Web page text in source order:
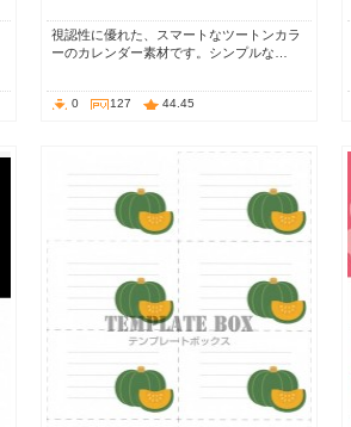
視認性に優れた、スマートなツートンカラ
ーのカレンダー素材です。シンプルな…
0 127 44.45